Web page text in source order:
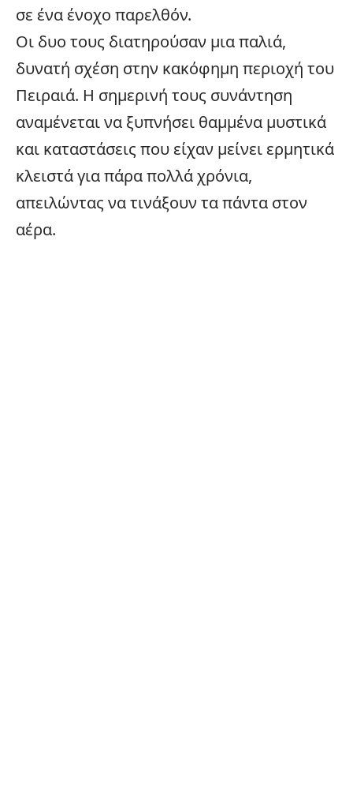
σε ένα ένοχο παρελθόν.
Οι δυο τους διατηρούσαν μια παλιά,
δυνατή σχέση στην κακόφημη περιοχή του
Πειραιά. Η σημερινή τους συνάντηση
αναμένεται να ξυπνήσει θαμμένα μυστικά
και καταστάσεις που είχαν μείνει ερμητικά
κλειστά για πάρα πολλά χρόνια,
απειλώντας να τινάξουν τα πάντα στον
αέρα.